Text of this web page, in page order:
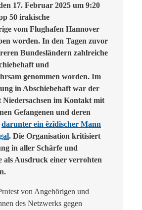
17. Februar 2025 um 9:20
50 irakische
vom Flughafen Hannover
worden. In den Tagen zuvor
Bundesländern zahlreiche
und
genommen worden. Im
in Abschiebehaft war der
im Kontakt mit
Gefangenen und deren
darunter ein êzîdischer Mann
. Die Organisation kritisiert
in aller Schärfe und
als Ausdruck einer verrohten
von Angehörigen und
des Netzwerks gegen